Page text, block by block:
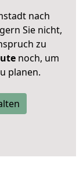
nach
Sie nicht,
zu
noch, um
planen.